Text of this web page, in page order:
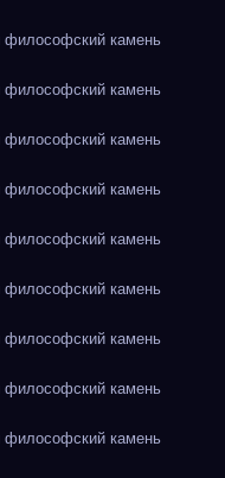
камень
камень
камень
камень
камень
камень
камень
камень
камень